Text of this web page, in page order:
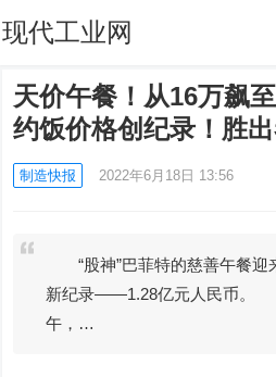
现代工业网
天价午餐！从16万飙
约饭价格创纪录！胜
制造快报 2022年6月18日 13:56
“股神”巴菲特的慈善午餐迎
新纪录——1.28亿元人民币。
午，…